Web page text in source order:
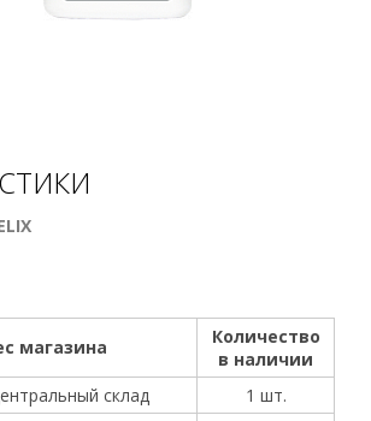
магазина
Количество
в наличии
склад
1 шт.